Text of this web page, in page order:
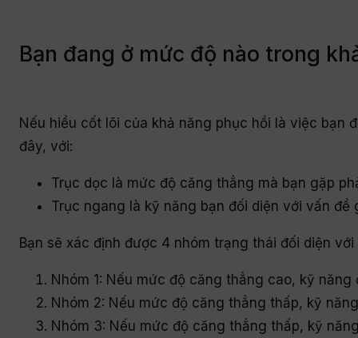
Bạn đang ở mức độ nào trong
Nếu hiểu cốt lõi của khả năng phục hồi là việc bạn
đây, với:
Trục dọc là mức độ căng thẳng mà bạn gặp
Trục ngang là kỹ năng bạn đối diện với vấn đề
Bạn sẽ xác định được 4 nhóm trạng thái đối diện
Nhóm 1: Nếu mức độ căng thẳng cao, kỹ
Nhóm 2: Nếu mức độ căng thẳng thấp, kỹ
Nhóm 3: Nếu mức độ căng thẳng thấp, kỹ